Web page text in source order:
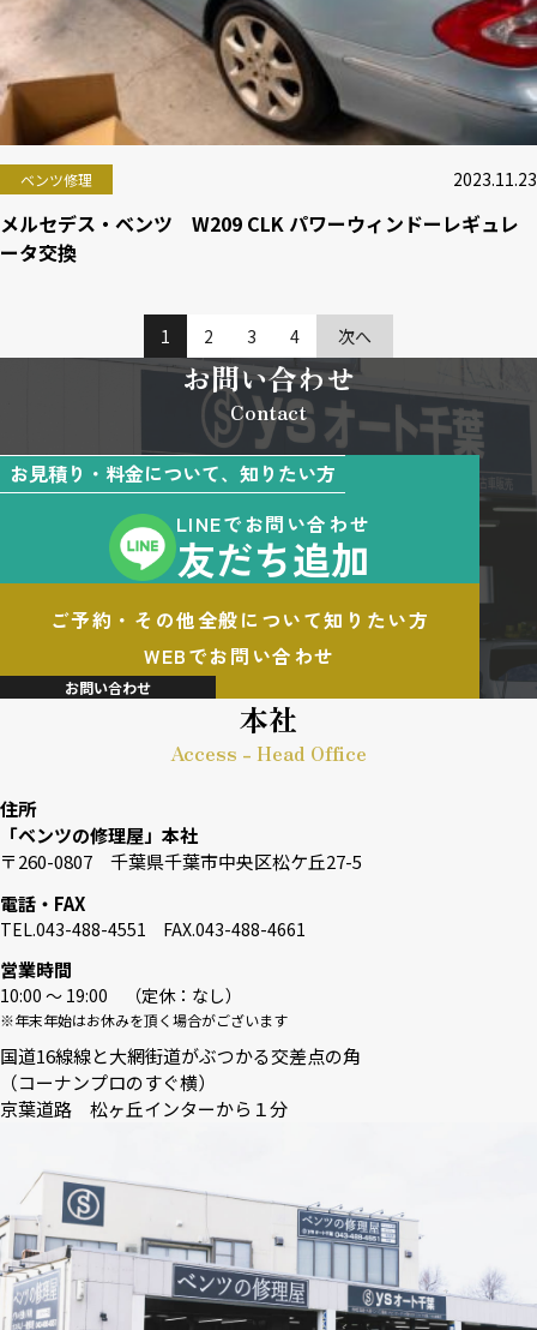
ベンツ修理 2023.11.23
メルセデス・ベンツ W209 CLK パワーウィンドーレギュレ
ータ交換
1 2 3 4 次へ
お問い合わせ
Contact
お見積り・料金について、知りたい方
LINEでお問い合わせ
友だち追加
ご予約・その他全般について知りたい方
WEBでお問い合わせ
お問い合わせ
本社
Access - Head Office
住所
「ベンツの修理屋」本社
〒260-0807 千葉県千葉市中央区松ケ丘27-5
電話・FAX
TEL.043-488-4551 FAX.043-488-4661
営業時間
10:00 〜 19:00 （定休：なし）
※年末年始はお休みを頂く場合がございます
国道16線線と大網街道がぶつかる交差点の角
（コーナンプロのすぐ横）
京葉道路 松ヶ丘インターから１分